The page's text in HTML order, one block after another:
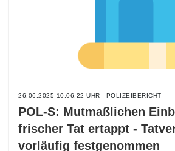
26.06.2025 10:06:22 UHR POLIZEIBERICHT
POL-S: Mutmaßlichen
frischer Tat ertappt -
vorläufig festgenommen